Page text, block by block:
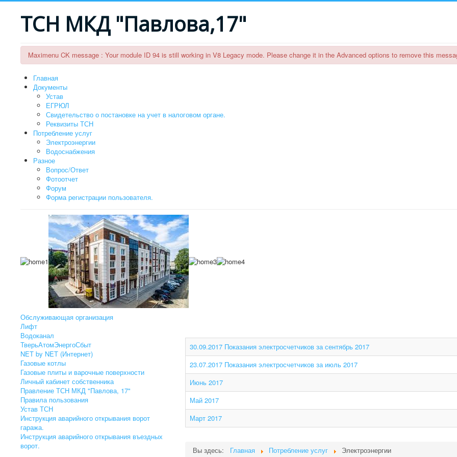
ТСН МКД "Павлова,17"
Maximenu CK message : Your module ID 94 is still working in V8 Legacy mode. Please change it in the Advanced options to remove this
Главная
Документы
Устав
ЕГРЮЛ
Свидетельство о постановке на учет в налоговом органе.
Реквизиты ТСН
Потребление услуг
Электроэнергии
Водоснабжения
Разное
Вопрос/Ответ
Фотоотчет
Форум
Форма регистрации пользователя.
Обслуживающая организация
Лифт
Водоканал
ТверьАтомЭнергоСбыт
NET by NET (Интернет)
Газовые котлы
Газовые плиты и варочные поверхности
Личный кабинет собственника
Правление ТСН МКД "Павлова, 17"
Правила пользования
Устав ТСН
Инструкция аварийного открывания ворот
гаража.
Инструкция аварийного открывания въездных
ворот.
30.09.2017 Показания электросчетчиков за сентябрь 2017
23.07.2017 Показания электросчетчиков за июль 2017
Июнь 2017
Май 2017
Март 2017
Вы здесь: Главная Потребление услуг Электроэнергии